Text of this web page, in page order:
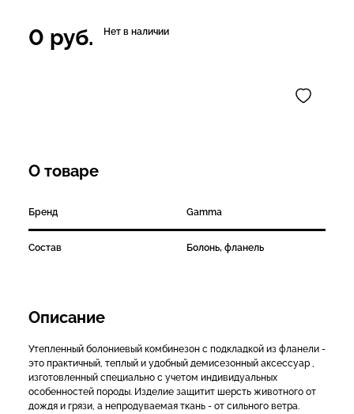
0 руб. Нет в наличии
О товаре
Бренд Gamma
Состав Болонь, фланель
Описание
Утепленный болониевый комбинезон с подкладкой из фланели -
это практичный, теплый и удобный демисезонный аксессуар ,
изготовленный специально с учетом индивидуальных
особенностей породы. Изделие защитит шерсть животного от
дождя и грязи, а непродуваемая ткань - от сильного ветра.